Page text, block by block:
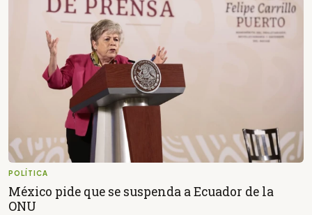
POLÍTICA
México pide que se suspenda a Ecuador de la
ONU